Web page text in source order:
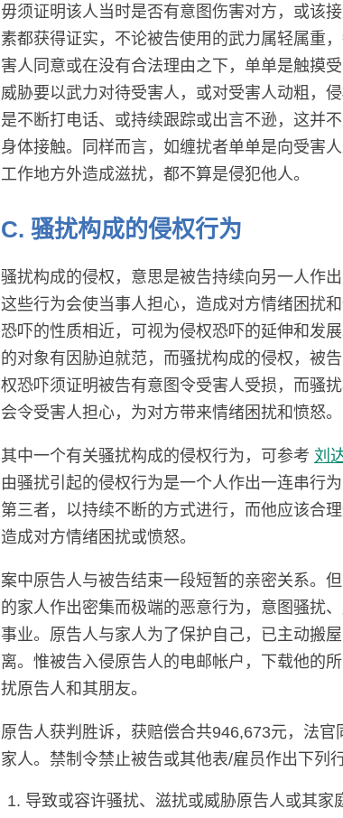
毋须证明该人当时是否有意图伤害对方，或该
素都获得证实，不论被告使用的武力属轻属重
害人同意或在没有合法理由之下，单单是触摸
威胁要以武力对待受害人，或对受害人动粗，
是不断打电话、或持续跟踪或出言不逊，这并
身体接触。同样而言，如缠扰者单单是向受害
工作地方外造成滋扰，都不算是侵犯他人。
C. 骚扰构成的侵权行为
骚扰构成的侵权，意思是被告持续向另一人作
这些行为会使当事人担心，造成对方情绪困扰
恐吓的性质相近，可视为侵权恐吓的延伸和发
的对象有因胁迫就范，而骚扰构成的侵权，被
权恐吓须证明被告有意图令受害人受损，而骚
会令受害人担心，为对方带来情绪困扰和愤怒。
其中一个有关骚扰构成的侵权行为，可参考 刘
由骚扰引起的侵权行为是一个人作出一连串行
第三者，以持续不断的方式进行，而他应该合
造成对方情绪困扰或愤怒。
案中原告人与被告结束一段短暂的亲密关系。
的家人作出密集而极端的恶意行为，意图骚扰
事业。原告人与家人为了保护自己，已主动搬
离。惟被告入侵原告人的电邮帐户，下载他的
扰原告人和其朋友。
原告人获判胜诉，获赔偿合共946,673元，法
家人。禁制令禁止被告或其他表/雇员作出下列行
导致或容许骚扰、滋扰或威胁原告人或其家